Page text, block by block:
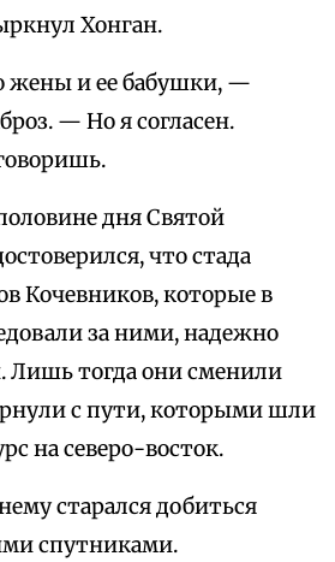
Хонган.
жены и ее бабушки, —
— Но я согласен.
дня Святой
что стада
Кочевников, которые в
за ними, надежно
Лишь тогда они сменили
с пути, которыми шли
на северо-восток.
старался добиться
спутниками.